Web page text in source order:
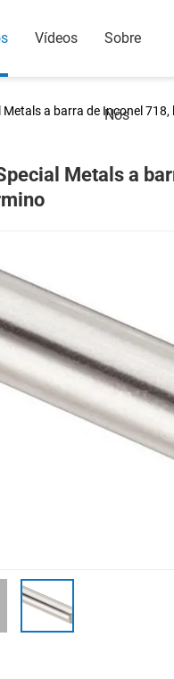
Vídeos Sobre
Nós
Metals a barra de Inconel
Metals a